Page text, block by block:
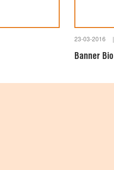
23-03-2016 |
Banner Bio